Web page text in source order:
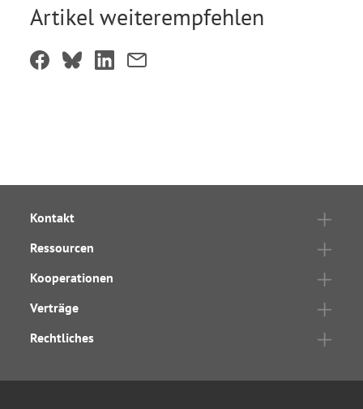
Artikel weiterempfehlen
Kontakt
Ressourcen
Kooperationen
Verträge
Rechtliches